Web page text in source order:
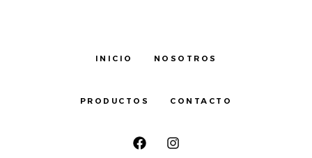
INICIO NOSOTROS
PRODUCTOS CONTACTO